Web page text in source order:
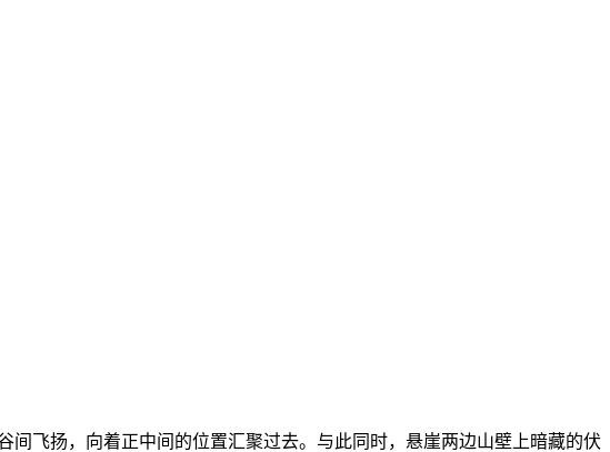
飞扬，向着正中间的位置汇聚过去。与此同时，悬崖两边山壁上暗藏的伏